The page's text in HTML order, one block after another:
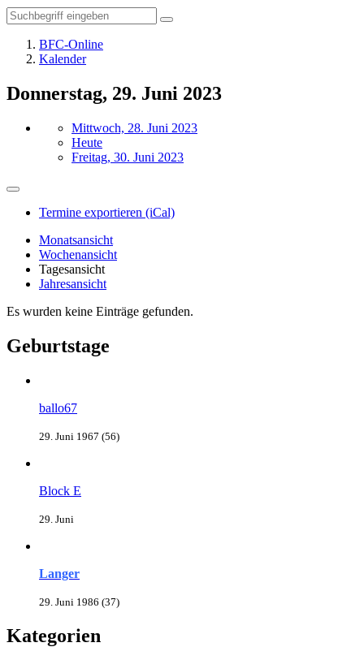
BFC-Online
Kalender
Donnerstag, 29. Juni 2023
Mittwoch, 28. Juni 2023
Heute
Freitag, 30. Juni 2023
Termine exportieren (iCal)
Monatsansicht
Wochenansicht
Tagesansicht
Jahresansicht
Es wurden keine Einträge gefunden.
Geburtstage
ballo67
29. Juni 1967 (56)
Block E
29. Juni
Langer
29. Juni 1986 (37)
Kategorien